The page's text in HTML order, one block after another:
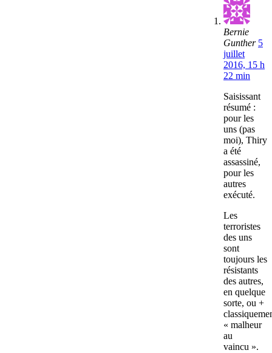
Bernie
Gunther 5
juillet
2016, 15 h
22 min
Saisissant
résumé :
pour les
uns (pas
moi), Thiry
a été
assassiné,
pour les
autres
exécuté.
Les
terroristes
des uns
sont
toujours les
résistants
des autres,
en quelque
sorte, ou +
« malheur
au
vaincu ».